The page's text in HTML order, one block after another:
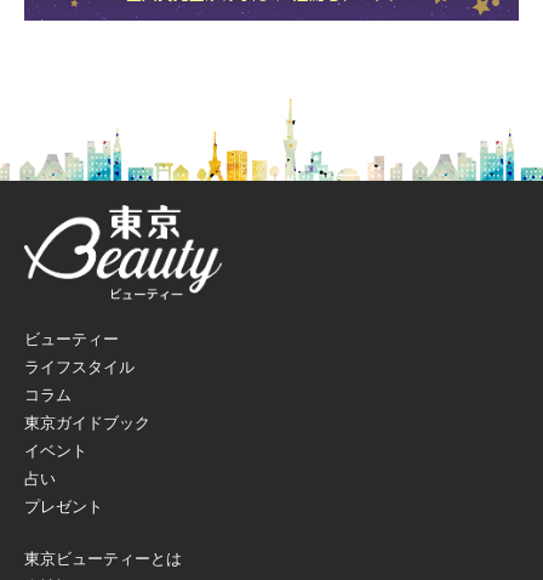
ビューティー
ライフスタイル
コラム
東京ガイドブック
イベント
占い
プレゼント
東京ビューティーとは